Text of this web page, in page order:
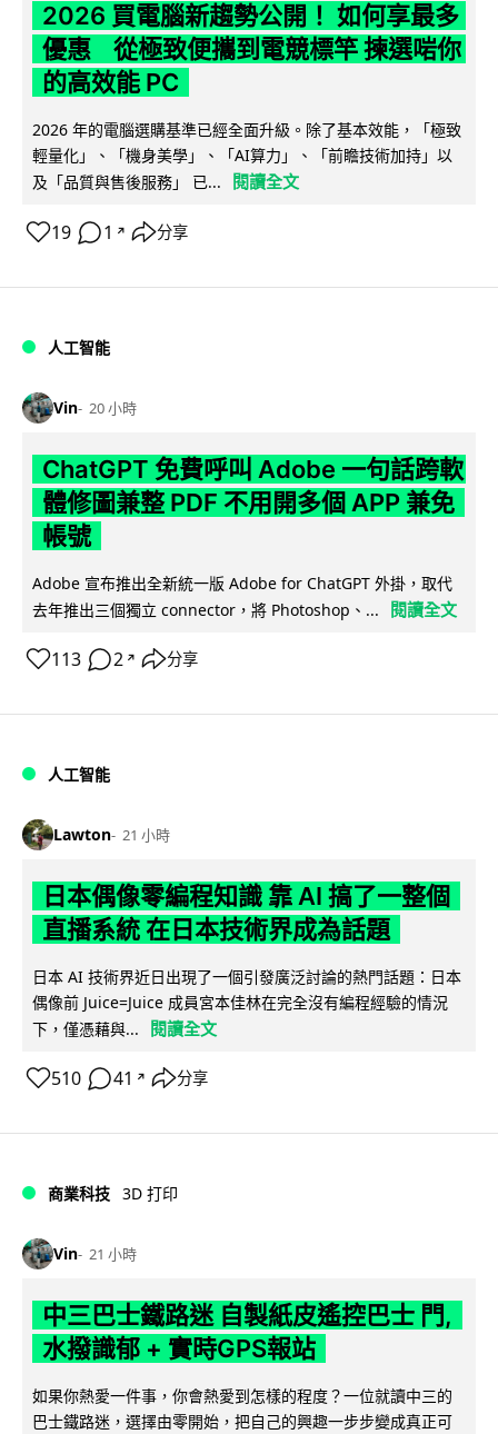
2026 買電腦新趨勢公開！ 如何享最多
優惠 從極致便攜到電競標竿 揀選啱你
的高效能 PC
2026 年的電腦選購基準已經全面升級。除了基本效能，「極致
輕量化」、「機身美學」、「AI算力」、「前瞻技術加持」以
及「品質與售後服務」 已...
閱讀全文
19 1 ↗ 分享
人工智能
Vin 20 小時
ChatGPT 免費呼叫 Adobe 一句話跨軟
體修圖兼整 PDF 不用開多個 APP 兼免
帳號
Adobe 宣布推出全新統一版 Adobe for ChatGPT 外掛，取代
去年推出三個獨立 connector，將 Photoshop、...
閱讀全文
113 2 ↗ 分享
人工智能
Lawton 21 小時
日本偶像零編程知識 靠 AI 搞了一整個
直播系統 在日本技術界成為話題
日本 AI 技術界近日出現了一個引發廣泛討論的熱門話題：日本
偶像前 Juice=Juice 成員宮本佳林在完全沒有編程經驗的情況
下，僅憑藉與...
閱讀全文
510 41 ↗ 分享
商業科技 3D 打印
Vin 21 小時
中三巴士鐵路迷 自製紙皮遙控巴士 門,
水撥識郁 + 實時GPS報站
如果你熱愛一件事，你會熱愛到怎樣的程度？一位就讀中三的
巴士鐵路迷，選擇由零開始，把自己的興趣一步步變成真正可